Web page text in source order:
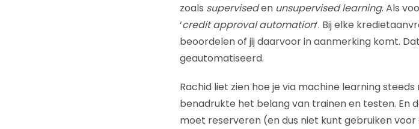
zoals superviseden unsupervised learning. Als
‘credit approval automation‘. Bij elke
beoordelen of jij daarvoor in aanmerking komt.
geautomatiseerd.
Rachid liet zien hoe je via machine learning
benadrukte het belang van trainen en testen. En
moet reserveren (en dus niet kunt gebruiken